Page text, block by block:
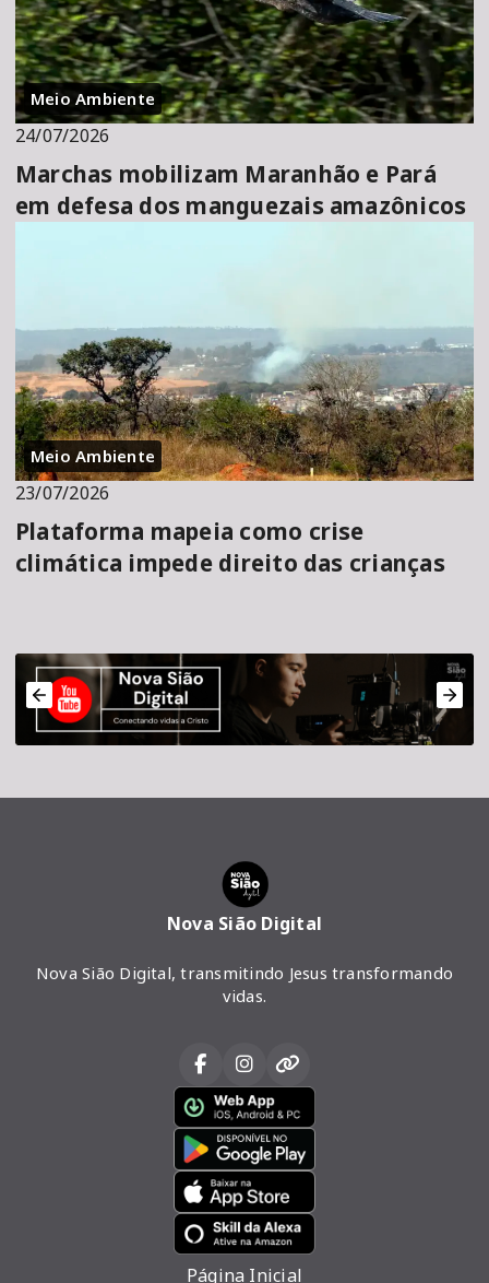
Meio Ambiente
24/07/2026
Marchas mobilizam Maranhão e Pará
em defesa dos manguezais amazônicos
Meio Ambiente
23/07/2026
Plataforma mapeia como crise
climática impede direito das crianças
Nova Sião Digital
Nova Sião Digital, transmitindo Jesus transformando
vidas.
Página Inicial